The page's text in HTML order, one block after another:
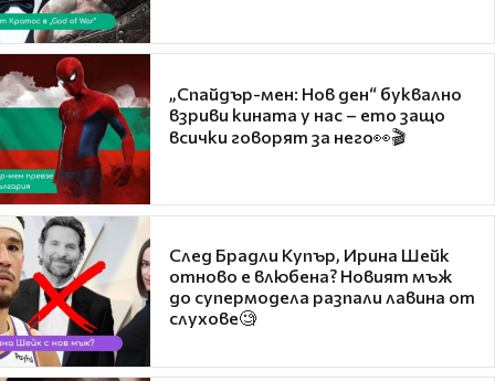
„Спайдър-мен: Нов ден“ буквално
взриви кината у нас – ето защо
всички говорят за него👀🎬
След Брадли Купър, Ирина Шейк
отново е влюбена? Новият мъж
до супермодела разпали лавина от
слухове🧐